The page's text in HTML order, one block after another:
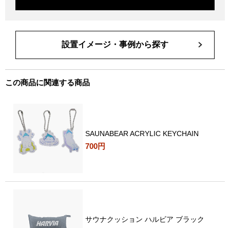
設置イメージ・事例から探す
この商品に関連する商品
SAUNABEAR ACRYLIC KEYCHAIN
700円
サウナクッション ハルビア ブラック